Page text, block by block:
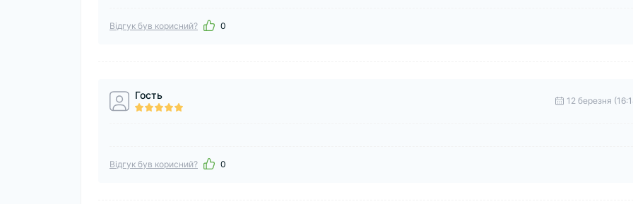
Відгук був корисний? 0
Гость 12 березня
Відгук був корисний? 0